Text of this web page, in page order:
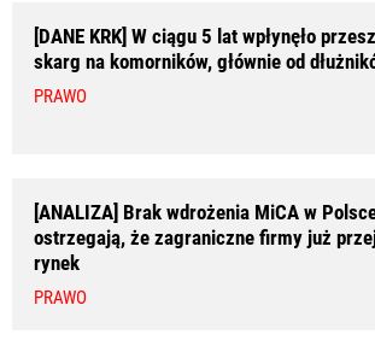
[DANE KRK] W ciągu 5 lat wpłynęło
skarg na komorników, głównie od
PRAWO
[ANALIZA] Brak wdrożenia MiCA w
ostrzegają, że zagraniczne firmy już
rynek
PRAWO